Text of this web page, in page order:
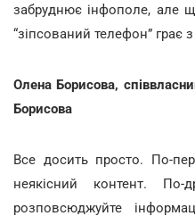
забруднює інфополе, але
“зіпсований телефон” грає
Олена Борисова,
Борисова
Все досить просто. По-
неякісний контент.
розповсюджуйте